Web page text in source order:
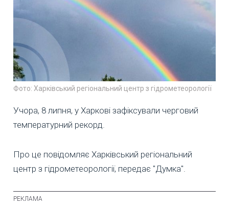
Фото: Харківський регіональний центр з гідрометеорології
Учора, 8 липня, у Харкові зафіксували черговий
температурний рекорд.
Про це повідомляє Харківський регіональний
центр з гідрометеорології, передає "Думка".